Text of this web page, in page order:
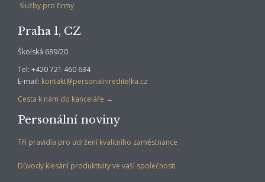
Služby pro firmy
Praha 1, CZ
Školská 689/20
Tel: +420 721 460 634
E-mail: kontakt@personalnireditelka.cz
Cesta k nám do kanceláře →
Personální noviny
Tři pravidla pro udržení kvalitního zaměstnance
Důvody klesání produktivity ve vaší společnosti